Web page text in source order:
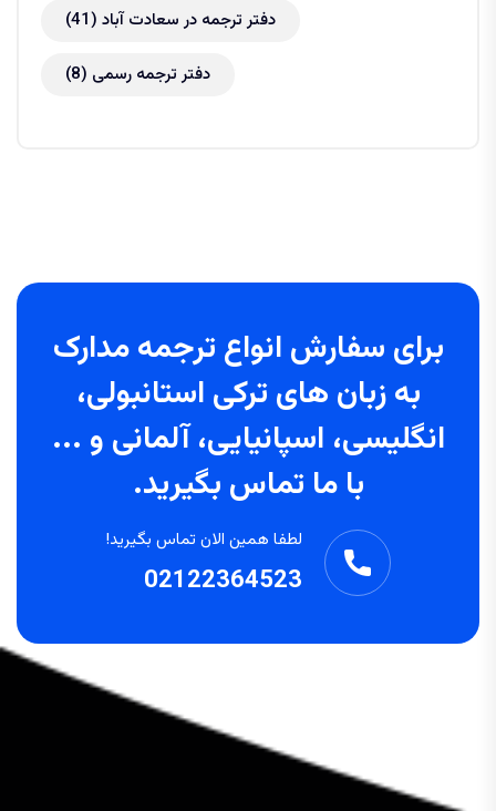
دفتر ترجمه در سعادت آباد (41)
دفتر ترجمه رسمی (8)
برای سفارش انواع ترجمه مدارک
به زبان های ترکی استانبولی،
انگلیسی، اسپانیایی، آلمانی و ...
با ما تماس بگیرید.
لطفا همین الان تماس بگیرید!
02122364523